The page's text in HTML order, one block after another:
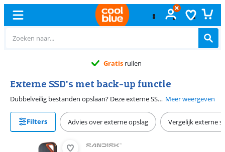
Gratis ruilen
Externe SSD's met back-up functie
Dubbelveilig bestanden opslaan? Deze externe SSD's met back up kun je instellen om bijvoorbeeld 1 keer per week automatisch een kopie van je gegevens te maken. Slaat het noodlot toe, verwijder je per ongeluk je trouwfoto's, crasht je computer of wordt deze besmet met een virus? Door deze SSD's ben jij je foto's en belangrijke werkdocumenten gelukkig niet kwijt! Meer weergeven
Filters Advies over externe opslag Vergelijk externe